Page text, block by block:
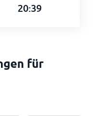
20:39
für